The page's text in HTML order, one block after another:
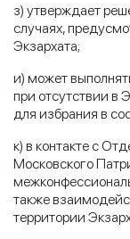
з) утверждает
случаях,
Экзархата;
и) может
при отсутствии в
для избрания в
к) в контакте с
Московского
также
территории